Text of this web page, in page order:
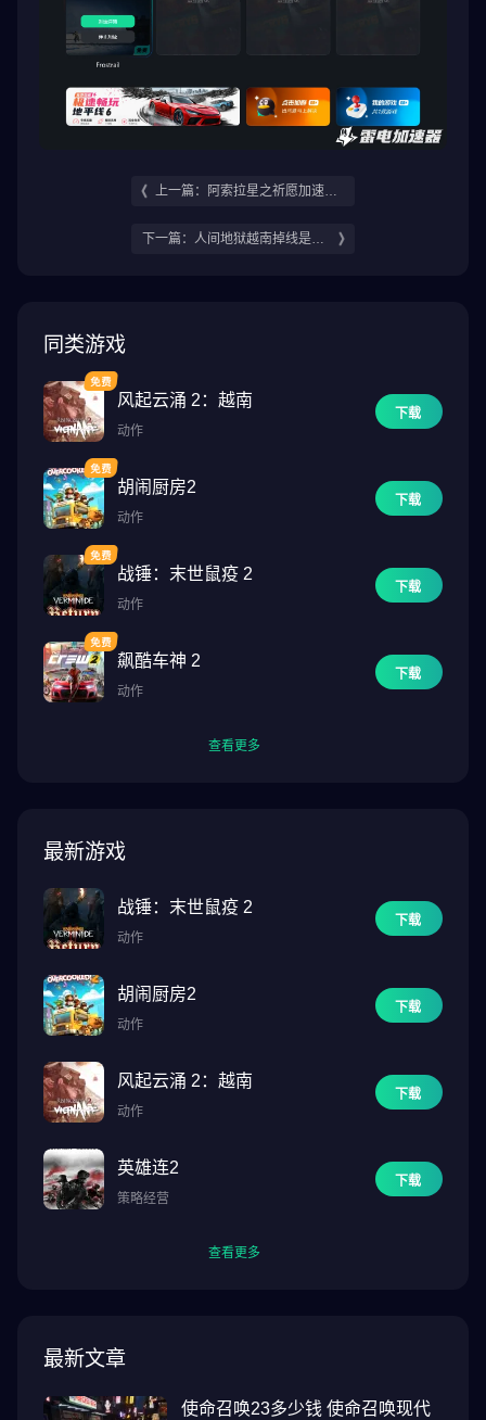
上一篇：阿索拉星之祈愿加速器
下一篇：人间地狱越南掉线是什
同类游戏
风起云涌 2：越南
动作
下载
胡闹厨房2
动作
下载
战锤：末世鼠疫 2
动作
下载
飙酷车神 2
动作
下载
查看更多
最新游戏
战锤：末世鼠疫 2
动作
下载
胡闹厨房2
动作
下载
风起云涌 2：越南
动作
下载
英雄连2
策略经营
下载
查看更多
最新文章
使命召唤23多少钱 使命召唤现代